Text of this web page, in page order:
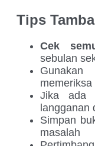
Tips
Cek
sebulan
Gunakan
Jika ada
langganan
Simpan
masalah